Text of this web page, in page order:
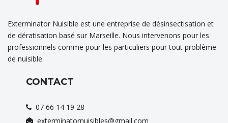
Exterminator Nuisible est une entreprise de désinsectisation et
de dératisation basé sur Marseille. Nous intervenons pour les
professionnels comme pour les particuliers pour tout problème
de nuisible.
CONTACT
07 66 14 19 28
exterminatornuisibles@gmail.com